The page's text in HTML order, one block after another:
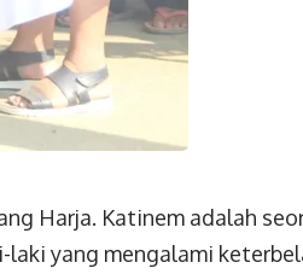
Harja. Katinem adalah
yang mengalami